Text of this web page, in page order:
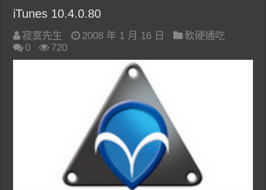
iTunes 10.4.0.80
寂寞先生 2008 年 1 月 16 日
軟硬通吃
0
720